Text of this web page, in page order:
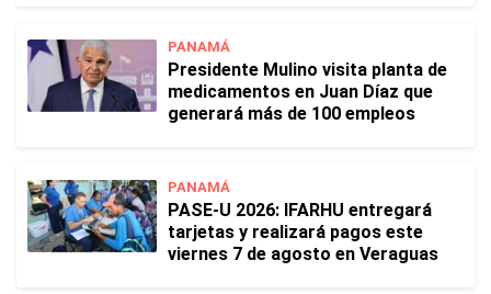
PANAMÁ
Presidente Mulino visita planta de
medicamentos en Juan Díaz que
generará más de 100 empleos
PANAMÁ
PASE-U 2026: IFARHU entregará
tarjetas y realizará pagos este
viernes 7 de agosto en Veraguas